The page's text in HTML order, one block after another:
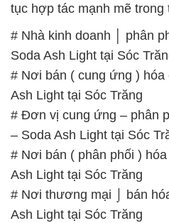
tục hợp tác mạnh mẽ trong
# Nhà kinh doanh │ phân
Soda Ash Light tại Sóc
# Nơi bán ( cung ứng )
Ash Light tại Sóc Trăng
# Đơn vị cung ứng – phân
– Soda Ash Light tại Sóc
# Nơi bán ( phân phối )
Ash Light tại Sóc Trăng
# Nơi thương mại ⌡ bán
Ash Light tại Sóc Trăng